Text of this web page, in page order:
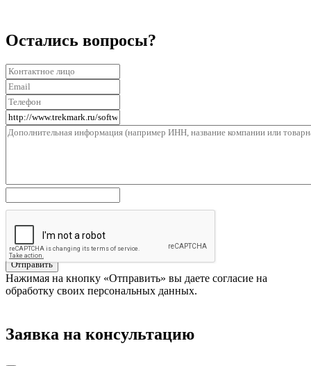
Остались вопросы?
Отправить
Нажимая на кнопку «Отправить» вы даете согласие на
обработку своих персональных данных.
Заявка на консультацию